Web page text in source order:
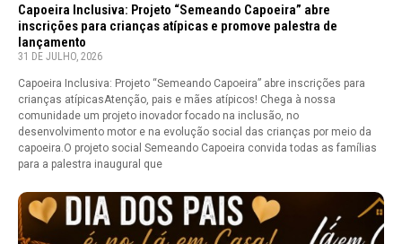
Capoeira Inclusiva: Projeto “Semeando Capoeira” abre
inscrições para crianças atípicas e promove palestra de
lançamento
31 DE JULHO, 2026
Capoeira Inclusiva: Projeto “Semeando Capoeira” abre inscrições para
crianças atípicasAtenção, pais e mães atípicos! Chega à nossa
comunidade um projeto inovador focado na inclusão, no
desenvolvimento motor e na evolução social das crianças por meio da
capoeira.O projeto social Semeando Capoeira convida todas as famílias
para a palestra inaugural que